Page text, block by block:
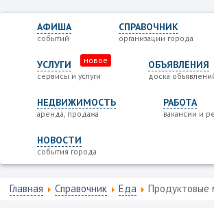
АФИША
событий
СПРАВОЧНИК
организации города
УСЛУГИ
сервисы и услуги
новое ОБЪЯВЛЕНИЯ
доска
НЕДВИЖИМОСТЬ
аренда, продажа
РАБОТА
вакансии и
НОВОСТИ
события города
Главная Справочник Еда Продуктовые